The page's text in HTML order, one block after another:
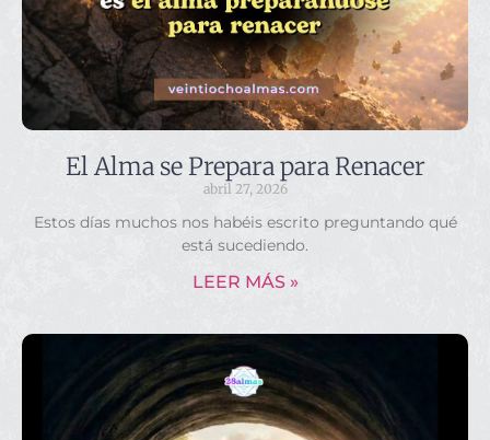
El Alma se Prepara para Renacer
abril 27, 2026
Estos días muchos nos habéis escrito preguntando qué
está sucediendo.
LEER MÁS »